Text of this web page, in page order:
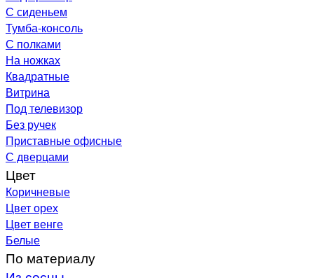
С сиденьем
Тумба-консоль
С полками
На ножках
Квадратные
Витрина
Под телевизор
Без ручек
Приставные офисные
С дверцами
Цвет
Коричневые
Цвет орех
Цвет венге
Белые
По материалу